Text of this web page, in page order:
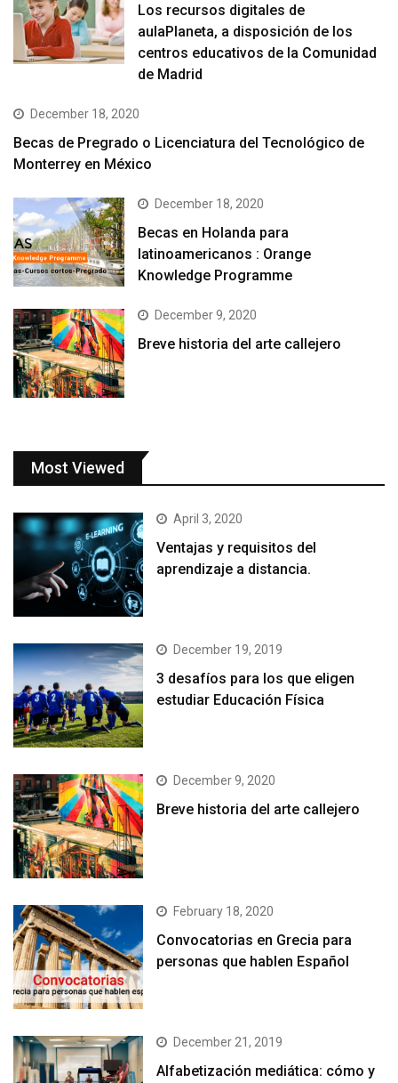
Los recursos digitales de
aulaPlaneta, a disposición de los
centros educativos de la Comunidad
de Madrid
December 18, 2020
Becas de Pregrado o Licenciatura del Tecnológico de
Monterrey en México
December 18, 2020
Becas en Holanda para
latinoamericanos : Orange
Knowledge Programme
December 9, 2020
Breve historia del arte callejero
Most Viewed
April 3, 2020
Ventajas y requisitos del
aprendizaje a distancia.
December 19, 2019
3 desafíos para los que eligen
estudiar Educación Física
December 9, 2020
Breve historia del arte callejero
February 18, 2020
Convocatorias en Grecia para
personas que hablen Español
December 21, 2019
Alfabetización mediática: cómo y